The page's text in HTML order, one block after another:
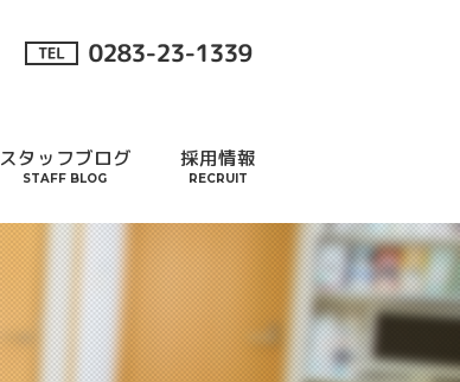
スタッフブログ
STAFF BLOG
採用情報
RECRUIT